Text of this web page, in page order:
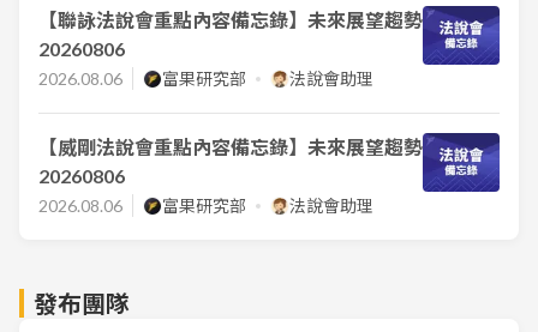
【聯詠法說會重點內容備忘錄】未來展望趨勢
20260806
2026.08.06 富果研究部 法說會助理
【威剛法說會重點內容備忘錄】未來展望趨勢
20260806
2026.08.06 富果研究部 法說會助理
發布團隊